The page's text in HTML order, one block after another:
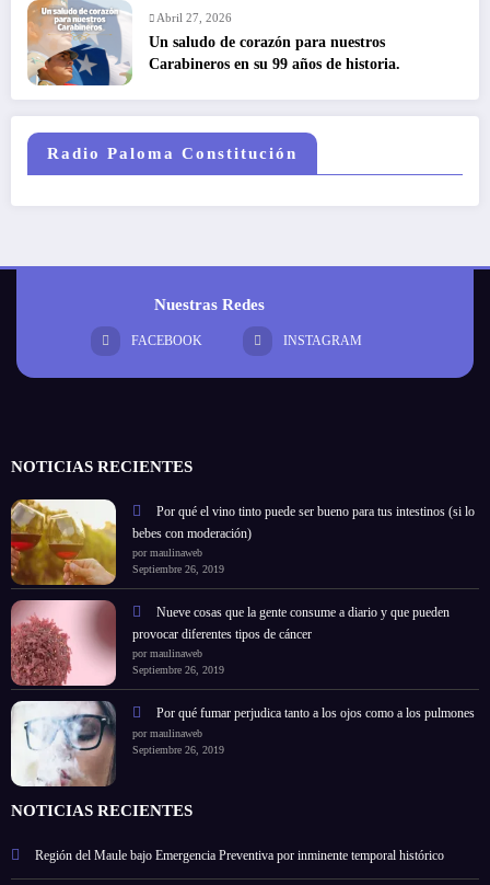
Abril 27, 2026
Un saludo de corazón para nuestros
Carabineros en su 99 años de historia.
Radio Paloma Constitución
Nuestras Redes
FACEBOOK INSTAGRAM
NOTICIAS RECIENTES
Por qué el vino tinto puede ser bueno para tus intestinos (si lo
bebes con moderación)
por maulinaweb
Septiembre 26, 2019
Nueve cosas que la gente consume a diario y que pueden
provocar diferentes tipos de cáncer
por maulinaweb
Septiembre 26, 2019
Por qué fumar perjudica tanto a los ojos como a los pulmones
por maulinaweb
Septiembre 26, 2019
NOTICIAS RECIENTES
Región del Maule bajo Emergencia Preventiva por inminente temporal histórico